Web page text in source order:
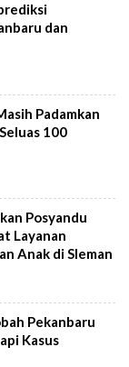
dan
Padamkan
100
Posyandu
Layanan
Anak di Sleman
Pekanbaru
Kasus